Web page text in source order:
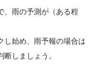
、雨の予測が（ある程
し始め、雨予報の場合は
しましょう。